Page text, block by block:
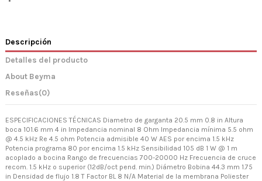
Descripción
Detalles del producto
About Beyma
Reseñas(0)
ESPECIFICACIONES TÉCNICAS Diametro de garganta 20.5 mm 0.8 in Altura
boca 101.6 mm 4 in Impedancia nominal 8 Ohm Impedancia mínima 5.5 ohm
@ 4.5 kHz Re 4.5 ohm Potencia admisible 40 W AES por encima 1.5 kHz
Potencia programa 80 por encima 1.5 kHz Sensibilidad 105 dB 1 W @ 1 m
acoplado a bocina Rango de frecuencias 700-20000 Hz Frecuencia de cruce
recom. 1.5 kHz o superior (12dB/oct pend. min.) Diámetro Bobina 44.3 mm 1.75
in Densidad de flujo 1.8 T Factor BL 8 N/A Material de la membrana Poliester